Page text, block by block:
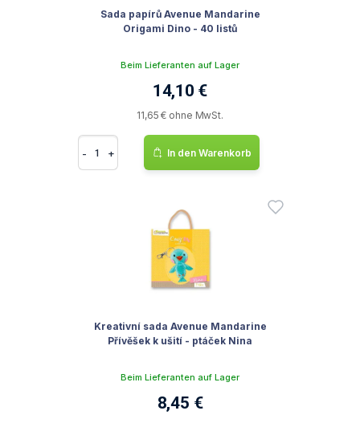
Sada papírů Avenue Mandarine
Origami Dino - 40 listů
Beim Lieferanten auf Lager
14,10 €
11,65 € ohne MwSt.
- + In den Warenkorb
Kreativní sada Avenue Mandarine
Přívěšek k ušití - ptáček Nina
Beim Lieferanten auf Lager
8,45 €